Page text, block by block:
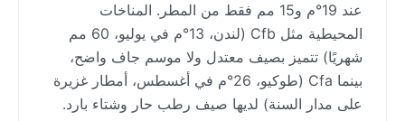
عند 19°م و15 مم فقط من المطر. المناخات
المحيطية مثل Cfb (لندن، 13°م في يوليو، 60 مم
شهريًا) تتميز بصيف معتدل ولا موسم جاف واضح،
بينما Cfa (طوكيو، 26°م في أغسطس، أمطار غزيرة
على مدار السنة) لديها صيف رطب حار وشتاء بارد.